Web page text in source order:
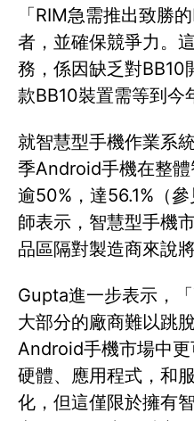
「RIM急需推出致勝
者，並確保競爭力。
務，係因缺乏對BB10
款BB10裝置需等到今
就智慧型手機作業系
季Android手機在整
逾50%，達56.1%（
師表示，智慧型手機
品區隔對製造商來說
Gupta進一步表示，
大部分的廠商難以跳
Android手機市場中
硬體、應用程式，和
化，但這僅限於擁有